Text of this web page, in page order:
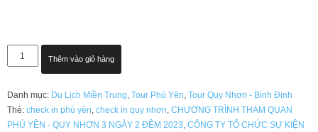
TOUR
PHÚ
-
QUY
NHƠN
Thêm vào giỏ hàng
Danh mục: Du Lịch Miền Trung, Tour Phú Yên, Tour Quy Nhơn - Bình Định
Thẻ: check in phú yên, check in quy nhơn, CHƯƠNG TRÌNH THAM QUAN
PHÚ YÊN - QUY NHƠN 3 NGÀY 2 ĐÊM 2023, CÔNG TY TỔ CHỨC SỰ KIỆN